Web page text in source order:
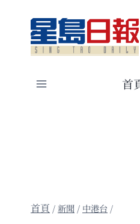
content
首
/新聞 / 中港台 /